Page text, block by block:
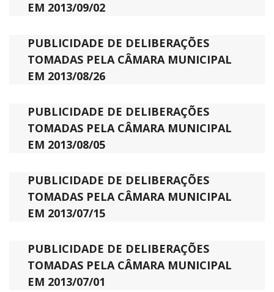
EM 2013/09/02
PUBLICIDADE DE DELIBERAÇÕES
TOMADAS PELA CÂMARA MUNICIPAL
EM 2013/08/26
PUBLICIDADE DE DELIBERAÇÕES
TOMADAS PELA CÂMARA MUNICIPAL
EM 2013/08/05
PUBLICIDADE DE DELIBERAÇÕES
TOMADAS PELA CÂMARA MUNICIPAL
EM 2013/07/15
PUBLICIDADE DE DELIBERAÇÕES
TOMADAS PELA CÂMARA MUNICIPAL
EM 2013/07/01